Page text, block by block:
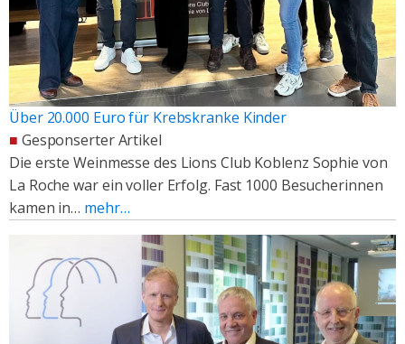
Über 20.000 Euro für Krebskranke Kinder
■ Gesponserter Artikel
Die erste Weinmesse des Lions Club Koblenz Sophie von
La Roche war ein voller Erfolg. Fast 1000 Besucherinnen
kamen in… mehr…